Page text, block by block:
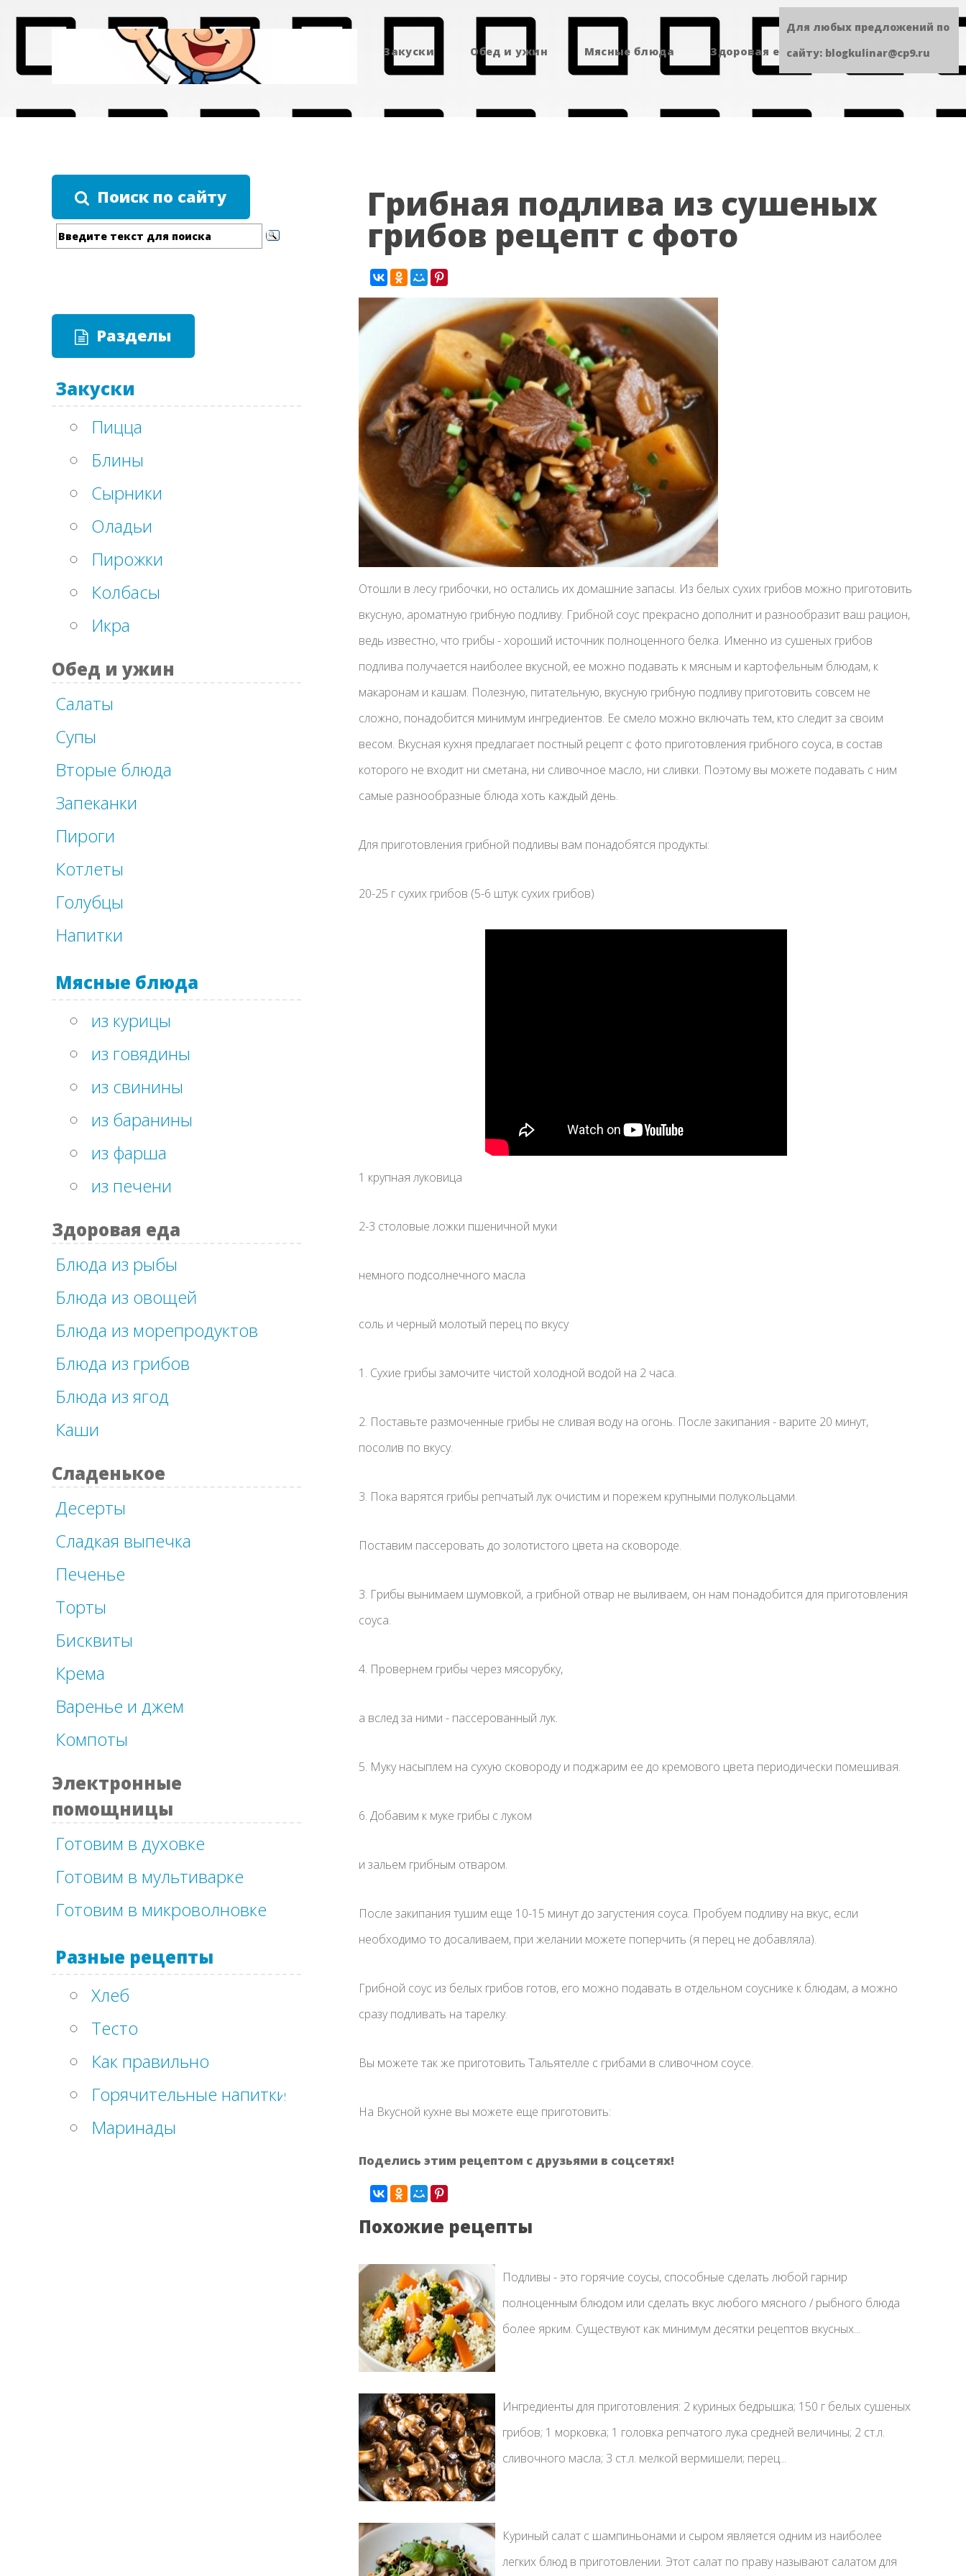
Закуски Обед и ужин Мясные блюда Здоровая еда Сладенькое
Поиск по сайту
Разделы
Закуски
Пицца
Блины
Сырники
Оладьи
Пирожки
Колбасы
Икра
Обед и ужин
Салаты
Супы
Вторые блюда
Запеканки
Пироги
Котлеты
Голубцы
Напитки
Мясные блюда
из курицы
из говядины
из свинины
из баранины
из фарша
из печени
Здоровая еда
Блюда из рыбы
Блюда из овощей
Блюда из морепродуктов
Блюда из грибов
Блюда из ягод
Каши
Сладенькое
Десерты
Сладкая выпечка
Печенье
Торты
Бисквиты
Крема
Варенье и джем
Компоты
Электронные
помощницы
Готовим в духовке
Готовим в мультиварке
Готовим в микроволновке
Разные рецепты
Хлеб
Тесто
Как правильно
Горячительные напитки
Маринады
Грибная подлива из сушеных
грибов рецепт с фото
Отошли в лесу грибочки, но остались их домашние запасы. Из белых сухих грибов можно приготовить
вкусную, ароматную грибную подливу. Грибной соус прекрасно дополнит и разнообразит ваш рацион,
ведь известно, что грибы - хороший источник полноценного белка. Именно из сушеных грибов
подлива получается наиболее вкусной, ее можно подавать к мясным и картофельным блюдам, к
макаронам и кашам. Полезную, питательную, вкусную грибную подливу приготовить совсем не
сложно, понадобится минимум ингредиентов. Ее смело можно включать тем, кто следит за своим
весом. Вкусная кухня предлагает постный рецепт с фото приготовления грибного соуса, в состав
которого не входит ни сметана, ни сливочное масло, ни сливки. Поэтому вы можете подавать с ним
самые разнообразные блюда хоть каждый день.
Для приготовления грибной подливы вам понадобятся продукты:
20-25 г сухих грибов (5-6 штук сухих грибов)
1 крупная луковица
2-3 столовые ложки пшеничной муки
немного подсолнечного масла
соль и черный молотый перец по вкусу
1. Сухие грибы замочите чистой холодной водой на 2 часа.
2. Поставьте размоченные грибы не сливая воду на огонь. После закипания - варите 20 минут,
посолив по вкусу.
3. Пока варятся грибы репчатый лук очистим и порежем крупными полукольцами.
Поставим пассеровать до золотистого цвета на сковороде.
3. Грибы вынимаем шумовкой, а грибной отвар не выливаем, он нам понадобится для приготовления
соуса.
4. Провернем грибы через мясорубку,
а вслед за ними - пассерованный лук.
5. Муку насыплем на сухую сковороду и поджарим ее до кремового цвета периодически помешивая.
6. Добавим к муке грибы с луком
и зальем грибным отваром.
После закипания тушим еще 10-15 минут до загустения соуса. Пробуем подливу на вкус, если
необходимо то досаливаем, при желании можете поперчить (я перец не добавляла).
Грибной соус из белых грибов готов, его можно подавать в отдельном соуснике к блюдам, а можно
сразу подливать на тарелку.
Вы можете так же приготовить Тальятелле с грибами в сливочном соусе.
На Вкусной кухне вы можете еще приготовить:
Поделись этим рецептом с друзьями в соцсетях!
Похожие рецепты
Подливы - это горячие соусы, способные сделать любой гарнир
полноценным блюдом или сделать вкус любого мясного / рыбного блюда
более ярким. Существуют как минимум десятки рецептов вкусных...
Ингредиенты для приготовления: 2 куриных бедрышка; 150 г белых сушеных
грибов; 1 морковка; 1 головка репчатого лука средней величины; 2 ст.л.
сливочного масла; 3 ст.л. мелкой вермишели; перец...
Куриный салат с шампиньонами и сыром является одним из наиболее
легких блюд в приготовлении. Этот салат по праву называют салатом для
Для любых предложений по
сайту: blogkulinar@cp9.ru